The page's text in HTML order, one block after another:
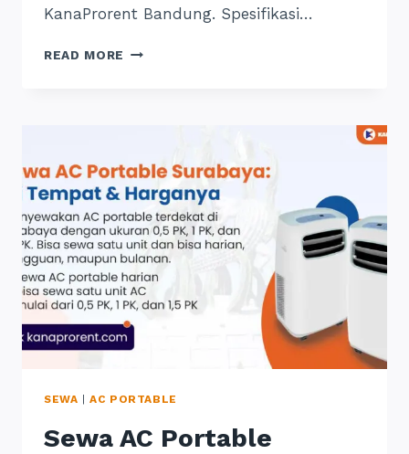
KanaProrent Bandung. Spesifikasi…
READ MORE SEWA
UNTUK
PRIBADI,
24
JAM
SEWA |AC PORTABLE
Sewa AC Portable